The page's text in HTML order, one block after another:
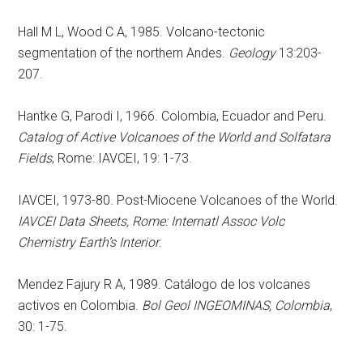
Hall M L, Wood C A, 1985. Volcano-tectonic
segmentation of the northern Andes. Geology13:203-
207.
Hantke G, Parodi I, 1966. Colombia, Ecuador and Peru.
Catalog of Active Volcanoes of the World and Solfatara
Fields, Rome: IAVCEI, 19: 1-73.
IAVCEI, 1973-80. Post-Miocene Volcanoes of the World.
IAVCEI Data Sheets, Rome: Internatl Assoc Volc
Chemistry Earth’s Interior.
Mendez Fajury R A, 1989. Catálogo de los volcanes
activos en Colombia. Bol Geol INGEOMINAS, Colombia,
30: 1-75.